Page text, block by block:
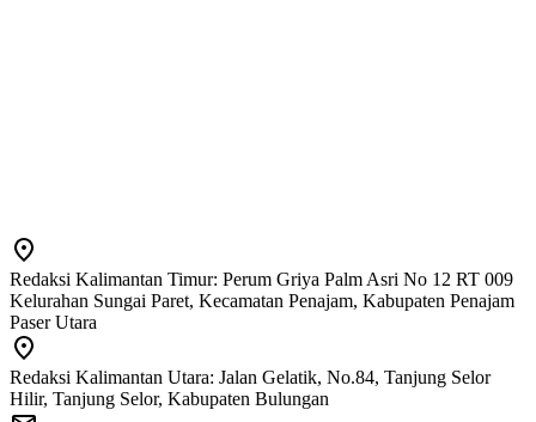
Redaksi Kalimantan Timur: Perum Griya Palm Asri No 12 RT 009
Kelurahan Sungai Paret, Kecamatan Penajam, Kabupaten Penajam
Paser Utara
Redaksi Kalimantan Utara: Jalan Gelatik, No.84, Tanjung Selor
Hilir, Tanjung Selor, Kabupaten Bulungan